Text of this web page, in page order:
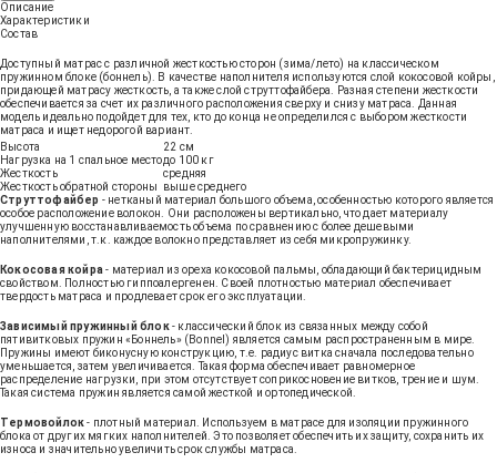
Описание
Характеристики
Состав
Доступный матрас с различной жесткостью сторон (зима/лето) на классическом
пружинном блоке (боннель). В качестве наполнителя используются слой кокосовой койры,
придающей матрасу жесткость, а также слой струттофайбера. Разная степени жесткости
обеспечивается за счет их различного расположения сверху и снизу матраса. Данная
модель идеально подойдет для тех, кто до конца не определился с выбором жесткости
матраса и ищет недорогой вариант.
Высота
22 см
Нагрузка на 1 спальное местодо 100 кг
Жесткость
средняя
Жесткость обратной стороны
выше среднего
Струттофайбер - нетканый материал большого объема, особенностью которого является
особое расположение волокон. Они расположены вертикально, что дает материалу
улучшенную восстанавливаемость объема по сравнению с более дешевыми
наполнителями, т.к. каждое волокно представляет из себя микропружинку.
Кокосовая койра- материал из ореха кокосовой пальмы, обладающий бактерицидным
свойством. Полностью гиппоалергенен. Своей плотностью материал обеспечивает
твердость матраса и продлевает срок его эксплуатации.
Зависимый пружинный блок- классический блок из связанных между собой
пятивитковых пружин «Боннель» (Bonnel) является самым распространенным в мире.
Пружины имеют биконусную конструкцию, т.е. радиус витка сначала последовательно
уменьшается, затем увеличивается. Такая форма обеспечивает равномерное
распределение нагрузки, при этом отсутствует соприкосновение витков, трение и шум.
Такая система пружин является самой жесткой и ортопедической.
Термовойлок- плотный материал. Используем в матрасе для изоляции пружинного
блока от других мягких наполнителей. Это позволяет обеспечить их защиту, сохранить их
износа и значительно увеличить срок службы матраса.